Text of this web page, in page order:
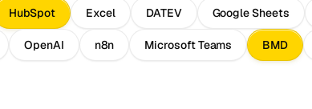
HubSpot Excel DATEV Google Sheets
OpenAI n8n Microsoft Teams BMD